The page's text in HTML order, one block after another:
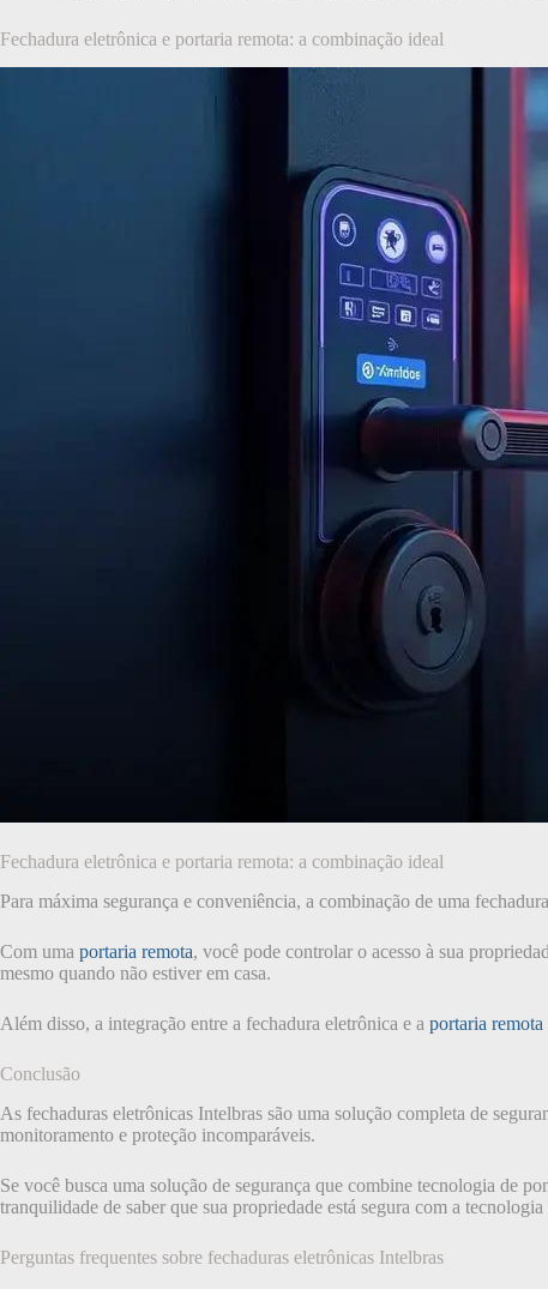
Fechadura eletrônica e portaria remota: a combinação ideal
Fechadura eletrônica e portaria remota: a combinação ideal
Para máxima segurança e conveniência, a combinação de uma
Com uma portaria remota, você pode controlar o acesso à sua
mesmo quando não estiver em casa.
Além disso, a integração entre a fechadura eletrônica e a portaria remota
Conclusão
As fechaduras eletrônicas Intelbras são uma solução completa de
monitoramento e proteção incomparáveis.
Se você busca uma solução de segurança que combine tecnologia de
tranquilidade de saber que sua propriedade está segura com a
Perguntas frequentes sobre fechaduras eletrônicas Intelbras